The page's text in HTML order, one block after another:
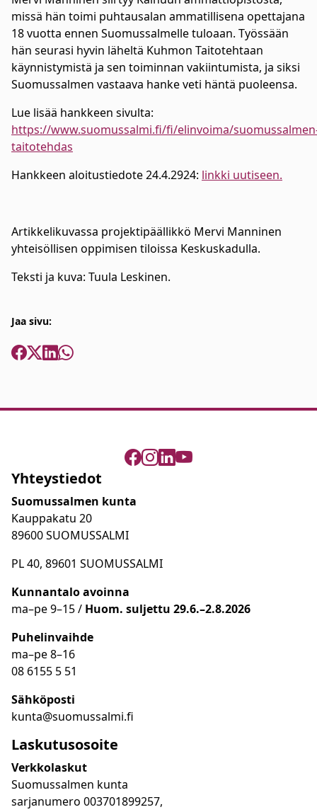
missä hän toimi puhtausalan ammatillisena opettajana
18 vuotta ennen Suomussalmelle tuloaan. Työssään
hän seurasi hyvin läheltä Kuhmon Taitotehtaan
käynnistymistä ja sen toiminnan vakiintumista, ja siksi
Suomussalmen vastaava hanke veti häntä puoleensa.
Lue lisää hankkeen sivulta:
https://www.suomussalmi.fi/fi/elinvoima/
taitotehdas
Hankkeen aloitustiedote 24.4.2924: linkki uutiseen.
Artikkelikuvassa projektipäällikkö Mervi Manninen
yhteisöllisen oppimisen tiloissa Keskuskadulla.
Teksti ja kuva: Tuula Leskinen.
Jaa sivu:
Yhteystiedot
Suomussalmen kunta
Kauppakatu 20
89600 SUOMUSSALMI
PL 40, 89601 SUOMUSSALMI
Kunnantalo avoinna
ma–pe 9–15 / Huom. suljettu 29.6.–2.8.2026
Puhelinvaihde
ma–pe 8–16
08 6155 5 51
Sähköposti
kunta@suomussalmi.fi
Laskutusosoite
Verkkolaskut
Suomussalmen kunta
sarjanumero 003701899257,